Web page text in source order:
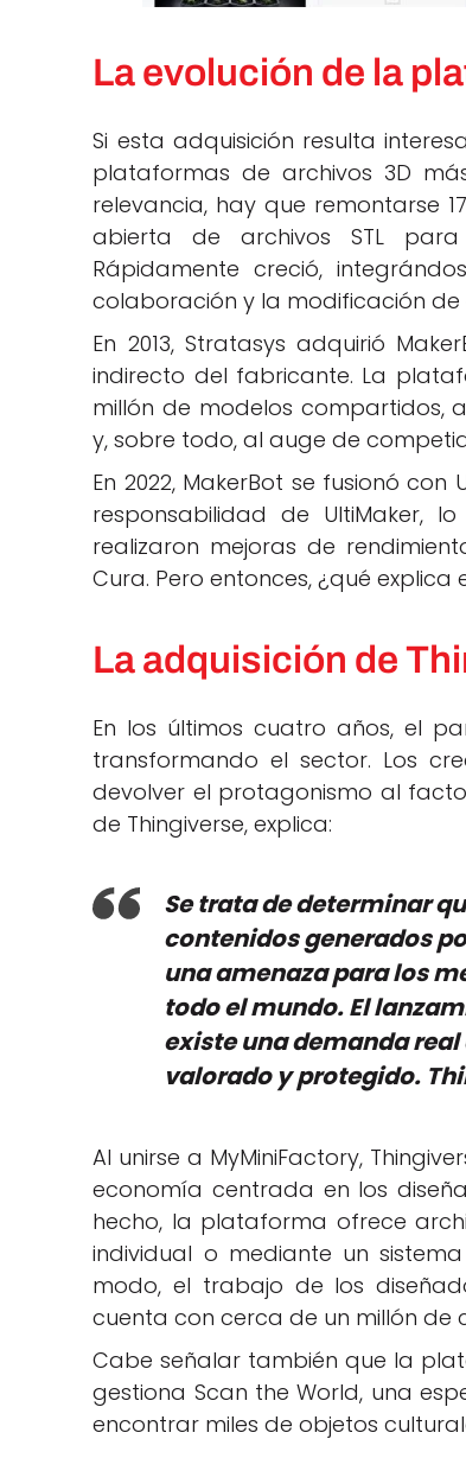
La evolución de la
Si esta adquisición resulta
plataformas de archivos 3D
relevancia, hay que remontarse
abierta de archivos STL para
Rápidamente creció,
colaboración y la modificación de
En 2013, Stratasys adquirió
indirecto del fabricante. La
millón de modelos compartidos,
y, sobre todo, al auge de
En 2022, MakerBot se fusionó
responsabilidad de UltiMaker,
realizaron mejoras de
Cura. Pero entonces, ¿qué explica
La adquisición de
En los últimos cuatro años, el
transformando el sector. Los
devolver el protagonismo al
de Thingiverse, explica:
Se trata de determinar
contenidos generados
una amenaza para los
todo el mundo. El
existe una demanda
valorado y protegido.
Al unirse a MyMiniFactory,
economía centrada en los
hecho, la plataforma ofrece
individual o mediante un
modo, el trabajo de los
cuenta con cerca de un millón de
Cabe señalar también que la
gestiona Scan the World, una
encontrar miles de objetos